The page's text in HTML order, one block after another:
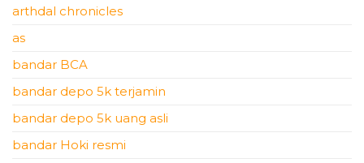
arthdal chronicles
as
bandar BCA
bandar depo 5k terjamin
bandar depo 5k uang asli
bandar Hoki resmi